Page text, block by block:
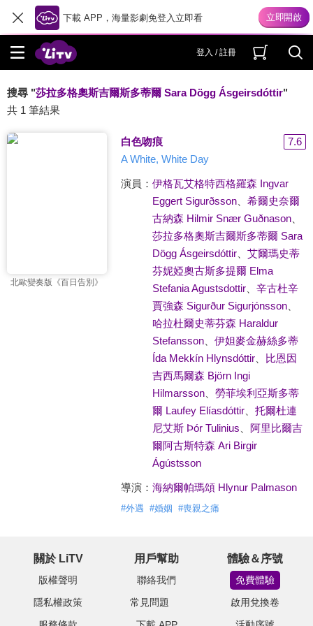
下載 APP，海量影劇免登入立即看
登入 / 註冊
搜尋 "莎拉多格奧斯吉爾斯多蒂爾 Sara Dögg Ásgeirsdóttir"
共 1 筆結果
北歐變奏版《百日告別》
白色吻痕
7.6
A White, White Day
演員： 伊格瓦艾格特西格羅森 Ingvar
Eggert Sigurðsson、 希爾史奈爾
古納森 Hilmir Snær Guðnason、
莎拉多格奧斯吉爾斯多蒂爾 Sara
Dögg Ásgeirsdóttir、 艾爾瑪史蒂
芬妮婭奧古斯多提爾 Elma
Stefania Agustsdottir、 辛古杜辛
賈強森 Sigurður Sigurjónsson、
哈拉杜爾史蒂芬森 Haraldur
Stefansson、 伊妲麥金赫絲多蒂
Ída Mekkín Hlynsdóttir、
比恩因
吉西馬爾森 Björn Ingi
Hilmarsson、 勞菲埃利亞斯多蒂
爾 Laufey Elíasdóttir、 托爾杜連
尼艾斯 Þór Tulinius
阿里比爾吉
爾阿古斯特森 Ari Birgir
Ágústsson
導演： 海納爾帕瑪頌 Hlynur Palmason
#外遇 #婚姻 #喪親之痛
關於 LiTV
版權聲明
隱私權政策
用戶幫助
聯絡我們
常見問題
體驗＆序號
免費體驗
啟用兌換卷